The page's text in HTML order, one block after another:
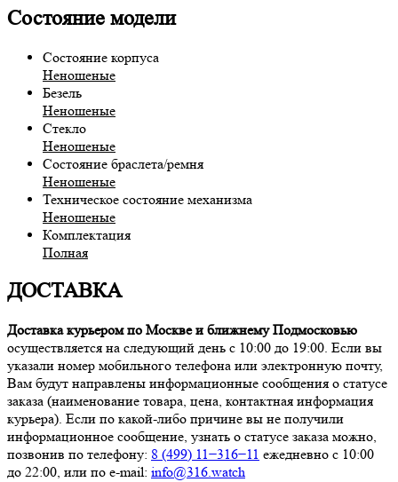
Состояние модели
Состояние корпуса
Неношеные
Безель
Неношеные
Стекло
Неношеные
Состояние браслета/ремня
Неношеные
Техническое состояние механизма
Неношеные
Комплектация
Полная
ДОСТАВКА
Доставка курьером по Москве и ближнему Подмосковью
осуществляется на следующий день с 10:00 до 19:00. Если вы
указали номер мобильного телефона или электронную почту,
Вам будут направлены информационные сообщения о статусе
заказа (наименование товара, цена, контактная информация
курьера). Если по какой-либо причине вы не получили
информационное сообщение, узнать о статусе заказа можно,
позвонив по телефону: 8 (499) 11−316−11 ежедневно с 10:00
до 22:00, или по e-mail: info@316.watch